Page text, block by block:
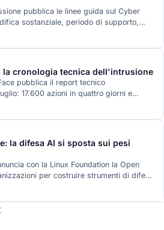
pubblica le linee guida sul Cyber
sostanziale, periodo di supporto,
con 67 esempi pratici e attenzione
la cronologia tecnica dell'intrusione
pubblica il report tecnico
17.600 azioni in quattro giorni e
una credenziale condivisa legata a
la difesa AI si sposta sui pesi
con la Linux Foundation la Open
per costruire strumenti di difesa
aperti al centro. L'argomento
c'è davvero sul tavolo, quali iniziative